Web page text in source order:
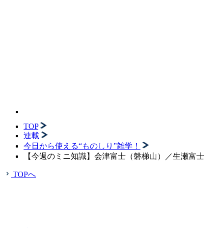
TOP
連載
今日から使える“ものしり”雑学！
【今週のミニ知識】会津富士（磐梯山）／生瀬富士
TOPへ